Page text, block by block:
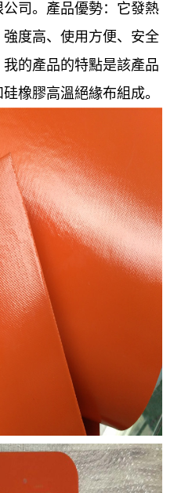
司。產品優勢：它發熱
度高、使用方便、安全
的產品的特點是該產品
橡膠高溫絕緣布組成。